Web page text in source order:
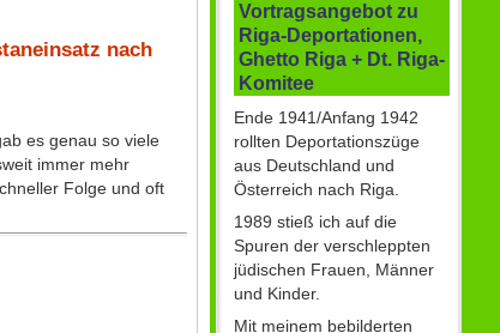
nach
es genau so viele
immer mehr
Folge und oft
Vortragsangebot zu
Riga-Deportationen,
Ghetto Riga + Dt. Riga-
Komitee
Ende 1941/Anfang 1942
rollten Deportationszüge
aus Deutschland und
Österreich nach Riga.
1989 stieß ich auf die
Spuren der verschleppten
jüdischen Frauen, Männer
und Kinder.
Mit meinem bebilderten